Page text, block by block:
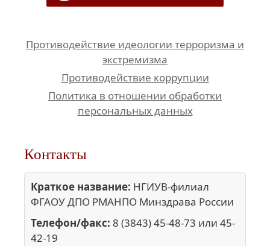
Противодействие идеологии терроризма и
экстремизма
Противодействие коррупции
Политика в отношении обработки
персональных данных
Контакты
Краткое название: НГИУВ-филиал
ФГАОУ ДПО РМАНПО Минздрава России
Телефон/факс: 8 (3843) 45-48-73 или 45-
42-19